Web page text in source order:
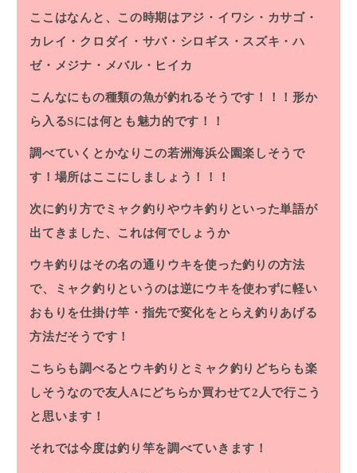
ここはなんと、この時期はアジ・イワシ・カサゴ・
カレイ・クロダイ・サバ・シロギス・スズキ・ハ
ゼ・メジナ・メバル・ヒイカ
こんなにもの種類の魚が釣れるそうです！！！形か
ら入るSには何とも魅力的です！！
調べていくとかなりこの若洲海浜公園楽しそうで
す！場所はここにしましょう！！！
次に釣り方でミャク釣りやウキ釣りといった単語が
出てきました、これは何でしょうか
ウキ釣りはその名の通りウキを使った釣りの方法
で、ミャク釣りというのは逆にウキを使わずに軽い
おもりを仕掛け竿・指先で変化をとらえ釣りあげる
方法だそうです！
こちらも調べるとウキ釣りとミャク釣りどちらも楽
しそうなので友人Aにどちらか買わせて2人で行こう
と思います！
それでは今度は釣り竿を調べていきます！